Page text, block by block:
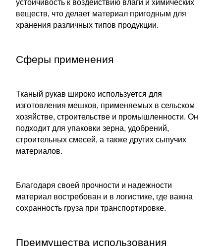
устойчивость к воздействию влаги и химических
веществ, что делает материал пригодным для
хранения различных типов продукции.
Сферы применения
Тканый рукав широко используется для
изготовления мешков, применяемых в сельском
хозяйстве, строительстве и промышленности. Он
подходит для упаковки зерна, удобрений,
строительных смесей, а также других сыпучих
материалов.
Благодаря своей прочности и надежности
материал востребован и в логистике, где важна
сохранность груза при транспортировке.
Преимущества использования